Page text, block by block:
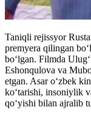
Taniqli rejissyor
premyera qilingan
bo‘lgan. Filmda
Eshonqulova va
etgan. Asar o‘zbek
ko‘tarishi, insoniylik
qo‘yishi bilan ajralib